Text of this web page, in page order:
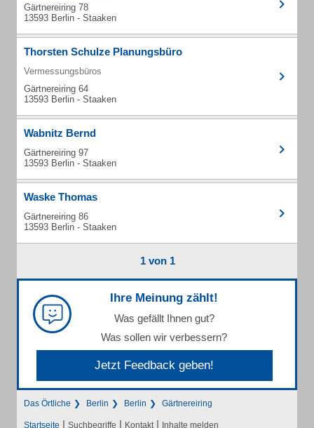
Gärtnereiring 78
13593 Berlin - Staaken
Thorsten Schulze Planungsbüro
Vermessungsbüros
Gärtnereiring 64
13593 Berlin - Staaken
Wabnitz Bernd
Gärtnereiring 97
13593 Berlin - Staaken
Waske Thomas
Gärtnereiring 86
13593 Berlin - Staaken
1 von 1
Ihre Meinung zählt!
Was gefällt Ihnen gut?
Was sollen wir verbessern?
Jetzt Feedback geben!
Das Örtliche Berlin Berlin Gärtnereiring
Startseite | Suchbegriffe | Kontakt | Inhalte melden